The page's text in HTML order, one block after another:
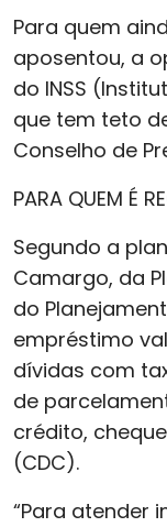
Para quem
aposentou, a
do INSS
que tem teto
Conselho de
PARA QUEM É
Segundo a
Camargo, da
do
empréstimo
dívidas com
de
crédito,
(CDC).
“Para atender